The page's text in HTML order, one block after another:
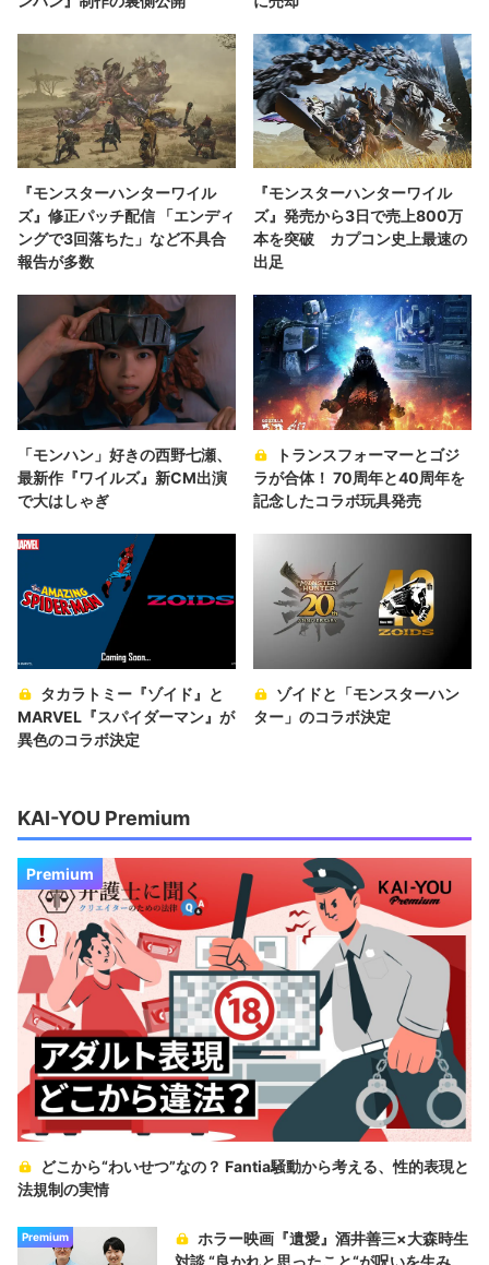
『モンスターハンターワイル
ズ』修正パッチ配信 「エンディ
ングで3回落ちた」など不具合
報告が多数
『モンスターハンターワイル
ズ』発売から3日で売上800万
本を突破 カプコン史上最速の
出足
「モンハン」好きの西野七瀬、
最新作『ワイルズ』新CM出演
で大はしゃぎ
トランスフォーマーとゴジ
ラが合体！ 70周年と40周年を
記念したコラボ玩具発売
タカラトミー『ゾイド』と
MARVEL『スパイダーマン』が
異色のコラボ決定
ゾイドと「モンスターハン
ター」のコラボ決定
KAI-YOU Premium
Premium
どこから“わいせつ”なの？ Fantia騒動から考える、性的表現と
法規制の実情
Premium
ホラー映画『遺愛』酒井善三×大森時生
対談 “良かれと思ったこと“が呪いを生み、